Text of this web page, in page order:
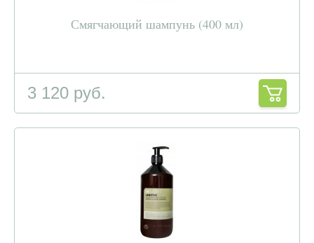
Смягчающий шампунь (400 мл)
3 120 руб.